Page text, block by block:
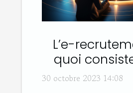
L’e-
quoi
30 octobre 2023 14:08